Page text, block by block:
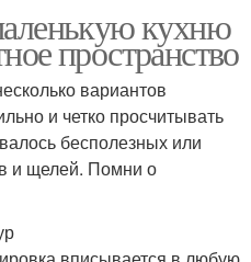
кухню
пространство
вариантов
и четко просчитывать
бесполезных или
и щелей. Помни о